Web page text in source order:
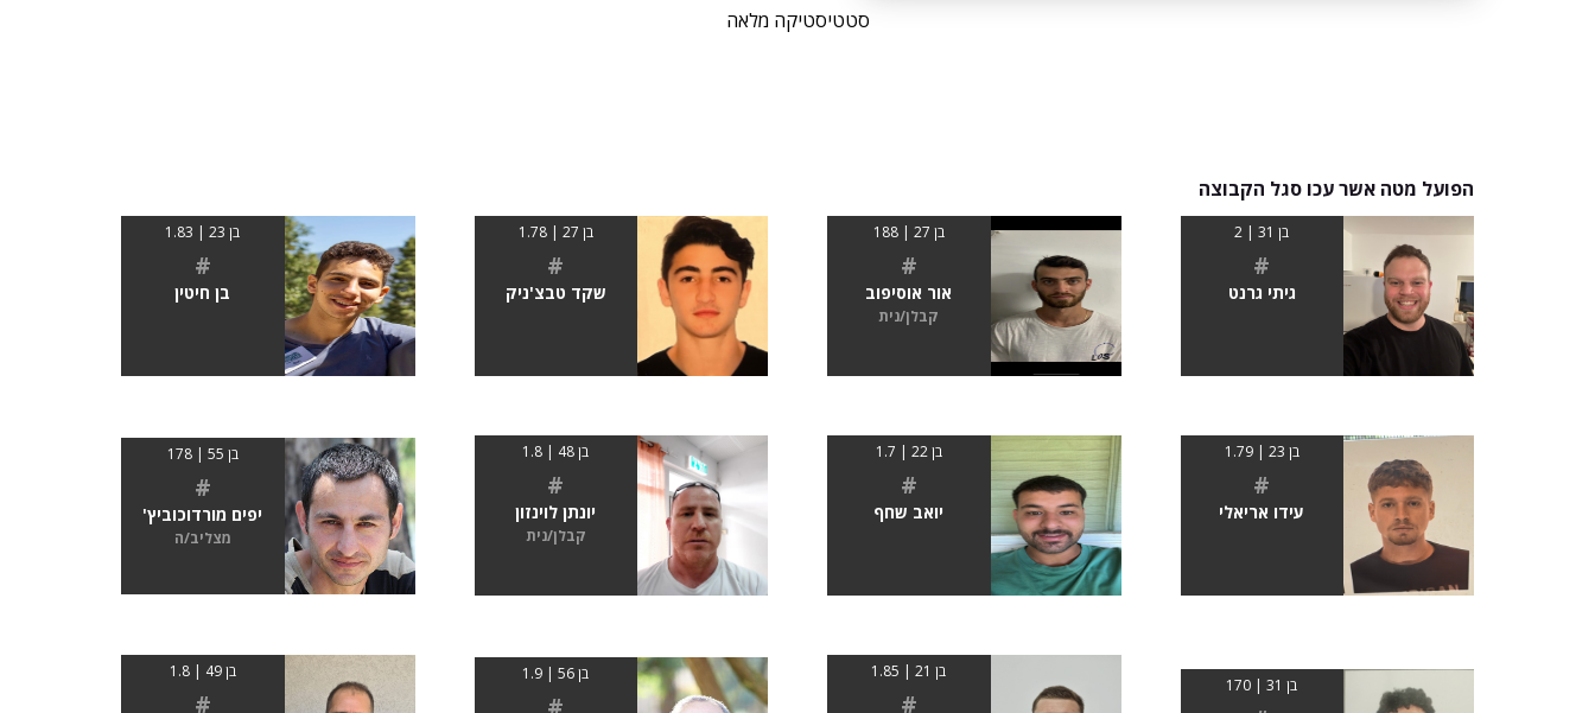
סטטיסטיקה מלאה
הפועל מטה אשר עכו סגל הקבוצה
בן 31 | 2
#
גיתי גרנט
בן 27 | 188
#
אור אוסיפוב
קבלן/נית
בן 27 | 1.78
#
שקד טבצ'ניק
בן 23 | 1.83
#
בן חיטין
בן 23 | 1.79
#
עידו אריאלי
בן 22 | 1.7
#
יואב שחף
בן 48 | 1.8
#
יונתן לוינזון
קבלן/נית
בן 55 | 178
#
יפים מורדוכוביץ'
מצליב/ה
בן 31 | 170
בן 21 | 1.85
#
בן 56 | 1.9 בן 49 | 1.8
#